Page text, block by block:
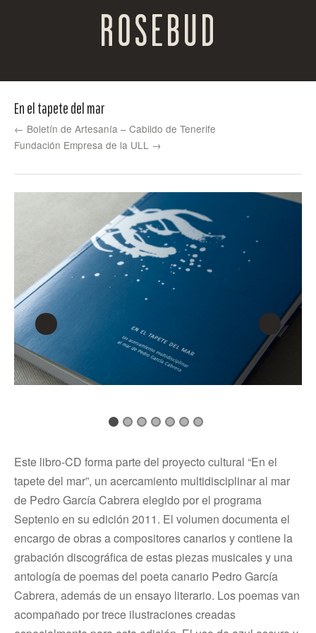
En el tapete del mar
← Boletín de Artesanía – Cabildo de Tenerife
Fundación Empresa de la ULL →
Este libro-CD forma parte del proyecto cultural “En el
tapete del mar”, un acercamiento multidisciplinar al mar
de Pedro García Cabrera elegido por el programa
Septenio en su edición 2011. El volumen documenta el
encargo de obras a compositores canarios y contiene la
grabación discográfica de estas piezas musicales y una
antología de poemas del poeta canario Pedro García
Cabrera, además de un ensayo literario. Los poemas van
acompañado por trece ilustraciones creadas